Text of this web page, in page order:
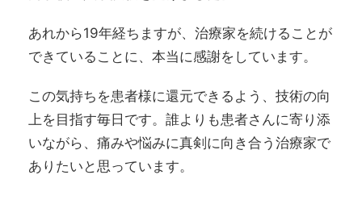
あれから19年経ちますが、治療家を続けることが
できていることに、本当に感謝をしています。
この気持ちを患者様に還元できるよう、技術の向
上を目指す毎日です。誰よりも患者さんに寄り添
いながら、痛みや悩みに真剣に向き合う治療家で
ありたいと思っています。